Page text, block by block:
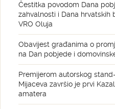
Čestitka povodom Dana
zahvalnosti i Dana hrvatskih
VRO Oluja
Obavijest građanima o
na Dan pobjede i
Premijerom autorskog
Mijaceva završio je prvi
amatera